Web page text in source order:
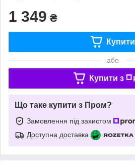
1 349 ₴
Купити
або
Купити з
Що таке купити з Пром?
Замовлення під захистом
Доступна доставка